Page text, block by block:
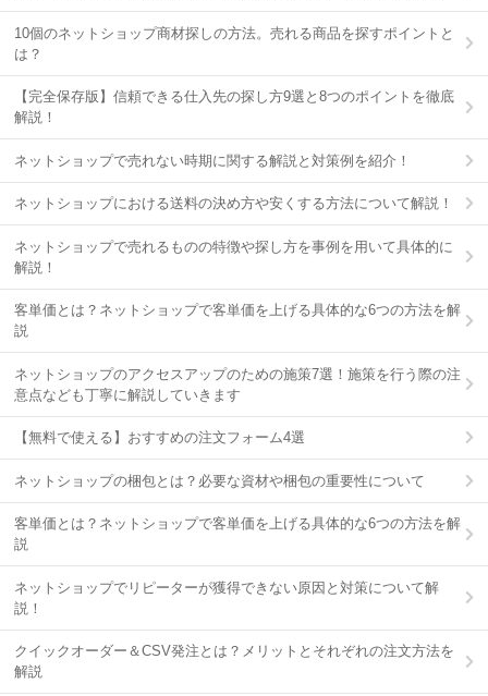
10個のネットショップ商材探しの方法。売れる商品を探すポイントと
は？
【完全保存版】信頼できる仕入先の探し方9選と8つのポイントを徹底
解説！
ネットショップで売れない時期に関する解説と対策例を紹介！
ネットショップにおける送料の決め方や安くする方法について解説！
ネットショップで売れるものの特徴や探し方を事例を用いて具体的に
解説！
客単価とは？ネットショップで客単価を上げる具体的な6つの方法を解
説
ネットショップのアクセスアップのための施策7選！施策を行う際の注
意点なども丁寧に解説していきます
【無料で使える】おすすめの注文フォーム4選
ネットショップの梱包とは？必要な資材や梱包の重要性について
客単価とは？ネットショップで客単価を上げる具体的な6つの方法を解
説
ネットショップでリピーターが獲得できない原因と対策について解
説！
クイックオーダー＆CSV発注とは？メリットとそれぞれの注文方法を
解説